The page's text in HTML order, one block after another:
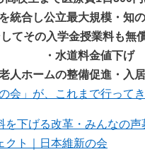
統合し公立最大規模・知
てその入学金授業料も無
・水道料金値下げ
人ホームの整備促進・入
の会」が、これまで行って
を下げる改革・みんなの
クト｜日本維新の会